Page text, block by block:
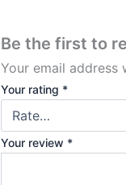
Be the first to
Your email address
Your rating *
Your review *